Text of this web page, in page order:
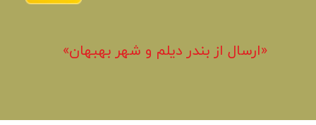
«​ارسال از بندر دیلم و شهر بهبهان»